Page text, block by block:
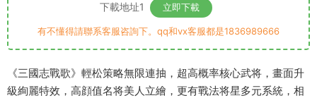
下載地址1 立即下載
有不懂得請聯系客服咨詢下。qq和vx客服都是1836989666
《三國志戰歌》輕松策略無限連抽，超高概率核心武将，畫面升
級絢麗特效，高顔值名将美人立繪，更有戰法将星多元系統，相